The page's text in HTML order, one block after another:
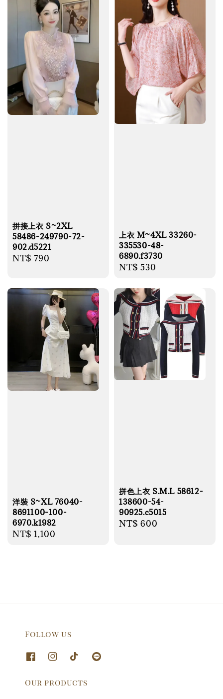
拼接上衣 S~2XL
58486-249790-72-
902.d5221
Regular
NT$ 790
上衣 M~4XL 33260-
335530-48-
6890.f3730
Regular
NT$ 530
洋裝 S~XL 76040-
8691100-100-
6970.k1982
Regular
NT$ 1,100
拼色上衣 S.M.L 58612-
138600-54-
90925.c5015
Regular
NT$ 600
Follow us
Our products